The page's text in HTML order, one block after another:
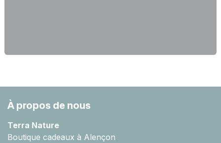
À propos de nous
Terra Nature
Boutique cadeaux à Alençon